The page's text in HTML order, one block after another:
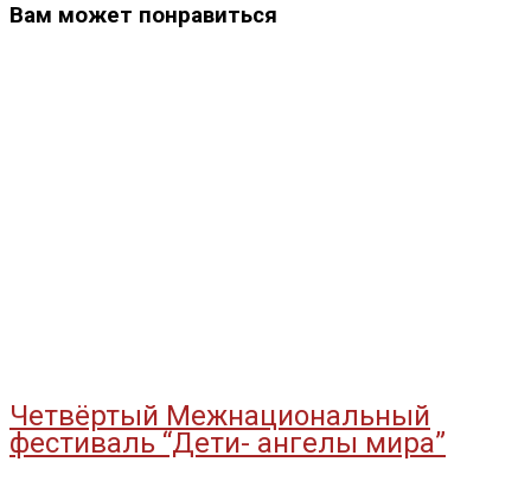
Вам может понравиться
Четвёртый Межнациональный
фестиваль “Дети- ангелы мира”